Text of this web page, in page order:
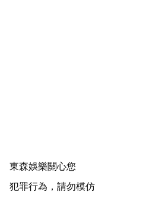
東森娛樂關心您
犯罪行為，請勿模仿